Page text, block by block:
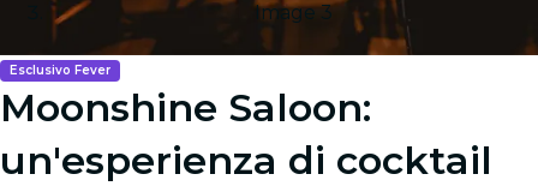
Image 3
Esclusivo Fever
Moonshine Saloon:
un'esperienza di cocktail